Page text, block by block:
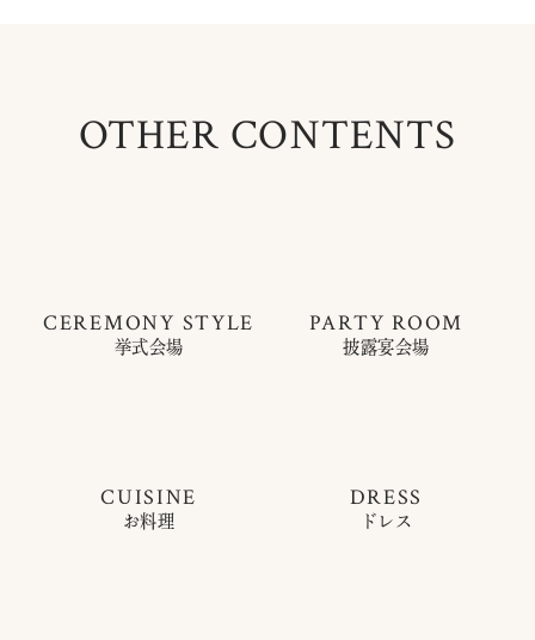
OTHER CONTENTS
CEREMONY STYLE
挙式会場
PARTY ROOM
披露宴会場
CUISINE
お料理
DRESS
ドレス